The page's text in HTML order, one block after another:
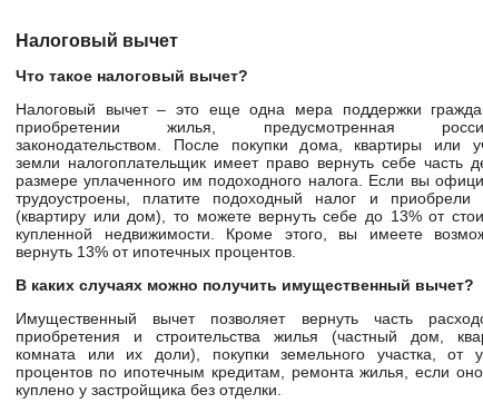
Налоговый вычет
Что такое налоговый вычет?
Налоговый вычет – это еще одна мера поддержки
приобретении жилья, предусмотренная
законодательством. После покупки дома, квартиры или
земли налогоплательщик имеет право вернуть себе часть
размере уплаченного им подоходного налога. Если вы
трудоустроены, платите подоходный налог и приобрели
(квартиру или дом), то можете вернуть себе до 13% от
купленной недвижимости. Кроме этого, вы имеете
вернуть 13% от ипотечных процентов.
В каких случаях можно получить имущественный вычет?
Имущественный вычет позволяет вернуть часть
приобретения и строительства жилья (частный дом,
комната или их доли), покупки земельного участка, от
процентов по ипотечным кредитам, ремонта жилья, если
куплено у застройщика без отделки.